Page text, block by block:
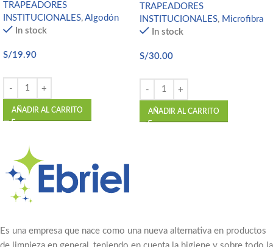
TRAPEADORES
INSTITUCIONALES, Algodón
In stock
S/19.90
AÑADIR AL CARRITO
TRAPEADORES
INSTITUCIONALES, Microfibra
In stock
S/30.00
AÑADIR AL CARRITO
Es una empresa que nace como una nueva alternativa en productos